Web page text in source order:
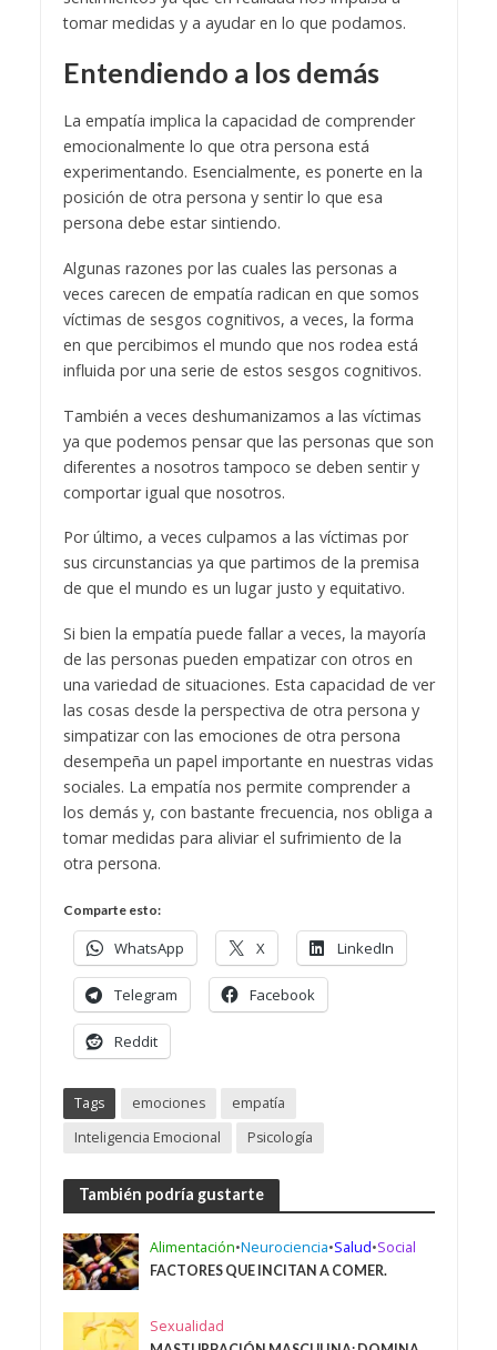
tomar medidas y a ayudar en lo que podamos.
Entendiendo a los demás
La empatía implica la capacidad de comprender
emocionalmente lo que otra persona está
experimentando. Esencialmente, es ponerte en la
posición de otra persona y sentir lo que esa
persona debe estar sintiendo.
Algunas razones por las cuales las personas a
veces carecen de empatía radican en que somos
víctimas de sesgos cognitivos, a veces, la forma
en que percibimos el mundo que nos rodea está
influida por una serie de estos sesgos cognitivos.
También a veces deshumanizamos a las víctimas
ya que podemos pensar que las personas que son
diferentes a nosotros tampoco se deben sentir y
comportar igual que nosotros.
Por último, a veces culpamos a las víctimas por
sus circunstancias ya que partimos de la premisa
de que el mundo es un lugar justo y equitativo.
Si bien la empatía puede fallar a veces, la mayoría
de las personas pueden empatizar con otros en
una variedad de situaciones. Esta capacidad de ver
las cosas desde la perspectiva de otra persona y
simpatizar con las emociones de otra persona
desempeña un papel importante en nuestras vidas
sociales. La empatía nos permite comprender a
los demás y, con bastante frecuencia, nos obliga a
tomar medidas para aliviar el sufrimiento de la
otra persona.
Comparte esto:
WhatsApp X LinkedIn
Telegram Facebook
Reddit
Tags emociones
empatía
Inteligencia Emocional
Psicología
También podría gustarte
Alimentación•Neurociencia•Salud•Social
FACTORES QUE INCITAN A COMER.
Sexualidad